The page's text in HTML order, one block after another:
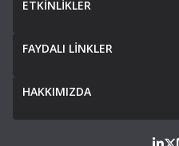
ETKİNLİKLER
FAYDALI LİNKLER
HAKKIMIZDA